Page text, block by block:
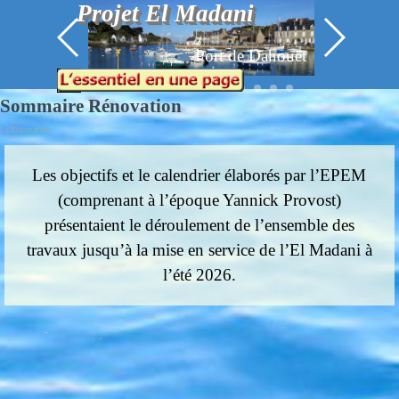
Aller au contenu
Signature de la convention
avec la Fondation Du
Patrimoine
Port de Dahouët
El Madani I rentre à Dahouët
(1952)
Transport de La Bouillie à
Quintenic (6 juillet 2023)
Arrivée à Quintenic (6 juillet
2023)
El Madani à Quintenic (6
juillet 2023)
Un apéro bien mérité
Le port de Piegu
Le Fly
Signature de la convention
avec la Fondation Du
Patrimoine
Port de Dahouët
Projet El Madani
Sauter le menu
Sommaire Rénovation
La Rénovation
Les objectifs et le calendrier élaborés par l’EPEM
(comprenant à l’époque Yannick Provost)
présentaient le déroulement de l’ensemble des
travaux jusqu’à la mise en service de l’El Madani à
l’été 2026.